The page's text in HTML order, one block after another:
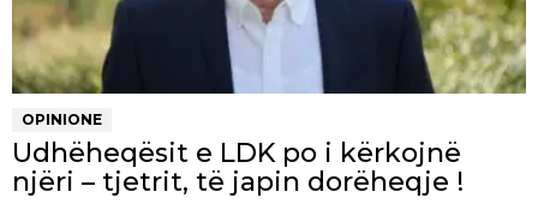
OPINIONE
Udhëheqësit e LDK po i kërkojnë
njëri – tjetrit, të japin dorëheqje !